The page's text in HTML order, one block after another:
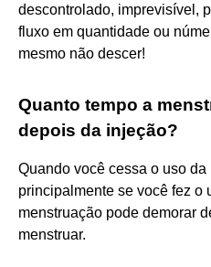
descontrolado, imprevisível,
fluxo em quantidade ou
mesmo não descer!
Quanto tempo a
depois da injeção?
Quando você cessa o uso da
principalmente se você fez o
menstruação pode demorar
menstruar.